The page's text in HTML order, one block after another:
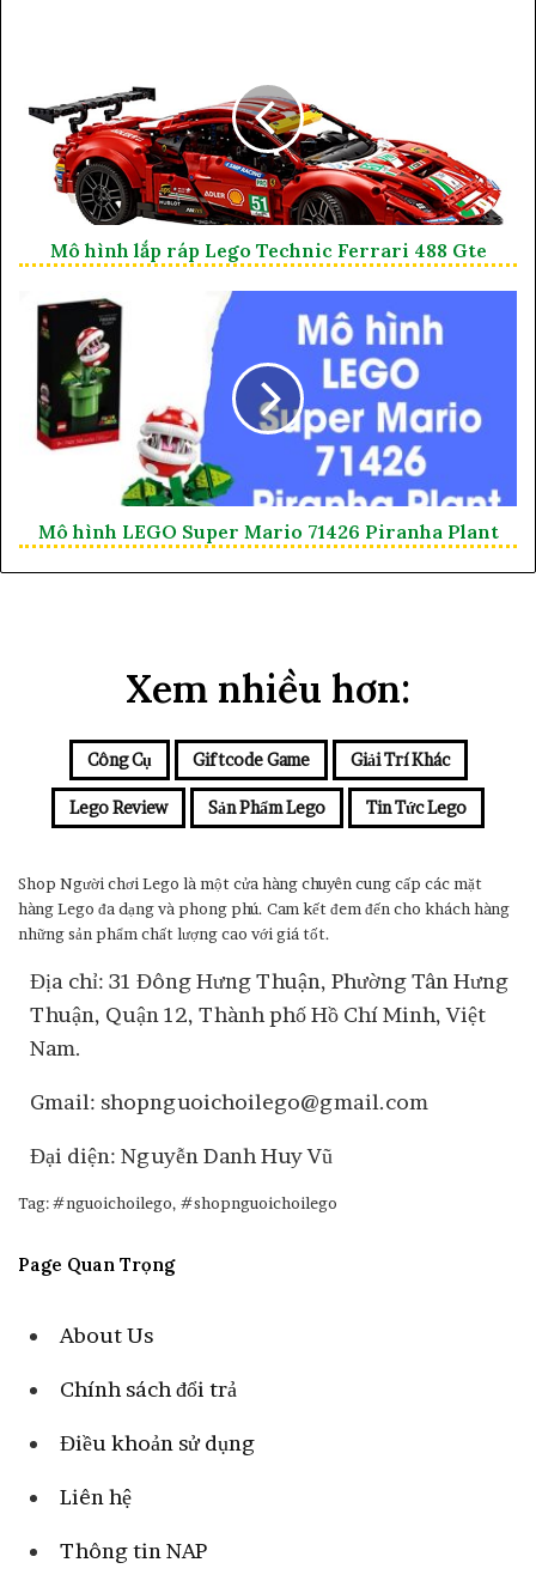
Mô hình lắp ráp Lego Technic Ferrari 488 Gte
Mô hình LEGO Super Mario 71426 Piranha Plant
Xem nhiều hơn:
Công Cụ Giftcode Game Giải Trí Khác
Lego Review Sản Phẩm Lego Tin Tức Lego
Shop Người chơi Lego là một cửa hàng chuyên cung cấp các mặt
hàng Lego đa dạng và phong phú. Cam kết đem đến cho khách hàng
những sản phẩm chất lượng cao với giá tốt.
Địa chỉ: 31 Đông Hưng Thuận, Phường Tân Hưng
Thuận, Quận 12, Thành phố Hồ Chí Minh, Việt
Nam.
Gmail: shopnguoichoilego@gmail.com
Đại diện: Nguyễn Danh Huy Vũ
Tag: #nguoichoilego, #shopnguoichoilego
Page Quan Trọng
About Us
Chính sách đổi trả
Điều khoản sử dụng
Liên hệ
Thông tin NAP